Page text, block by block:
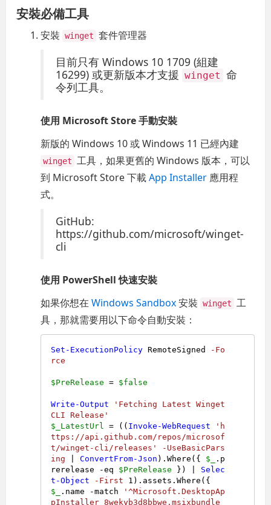
安裝必備工具
安裝 winget 套件管理器
目前只有 Windows 10 1709 (組建
16299) 或更新版本才支援 winget 命
令列工具。
使用 Microsoft Store 手動安裝
新版的 Windows 10 或 Windows 11 已經內建
winget 工具，如果更舊的 Windows 版本，可以
到 Microsoft Store 下載App Installer 應用程
式。
GitHub:
https://github.com/microsoft/winget-
cli
使用 PowerShell 快速安裝
如果你想在Windows Sandbox安裝 winget 工
具，那就需要用以下命令自動安裝：
Set-ExecutionPolicy RemoteSigned
-Fo
rce
$PreRelease = $false
Write-Output
'Fetching Latest Winget
CLI Release'
$_LatestUrl
= (( Invoke-WebRequest
'h
ttps://api.github.com/repos/microsof
t/winget-cli/releases'
-UseBasicPars
ing | ConvertFrom-Json ).Where({ $_
.p
rerelease
-eq $PreRelease }) | Selec
t-Object
-First 1
$_
.name -match
'^Microsoft.DesktopAp
pInstaller_8wekyb3d8bbwe.msixbundle